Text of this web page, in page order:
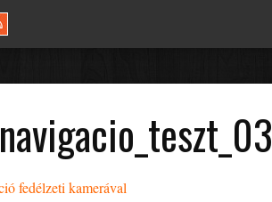
fedélzeti kamerával